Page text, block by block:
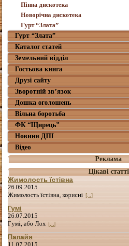
Пінна дискотека
Новорічна дискотека
Гурт “Злата”
Гурт “Злата”
Каталог статей
Земельний відділ
Гостьова книга
Друзі сайту
Зворотній зв’язок
Дошка оголошень
Вільна боротьба
ФК “Щирець”
Новини ДПІ
Відео
Реклама
Цікаві статті
Жимолость їстівна
26.09.2015
Жимолость їстівна, корисні [...]
Гумі
26.07.2015
Гумі, або Лох [...]
Папайя
11.07.2015